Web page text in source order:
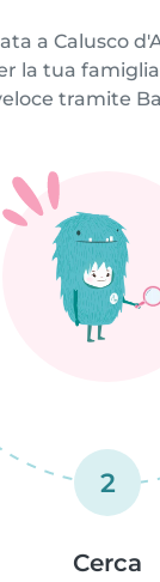
a Calusco
la tua
tramite
2
Cerca